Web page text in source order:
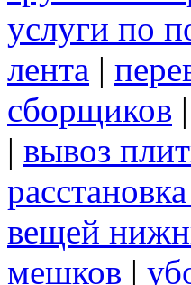
услуги по
лента |
сборщиков |
| вывоз
вещей
мешков |